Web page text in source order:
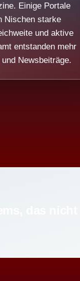
Einige Portale
Nischen starke
und aktive
entstanden mehr
Newsbeiträge.